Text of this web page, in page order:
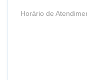
Horário de